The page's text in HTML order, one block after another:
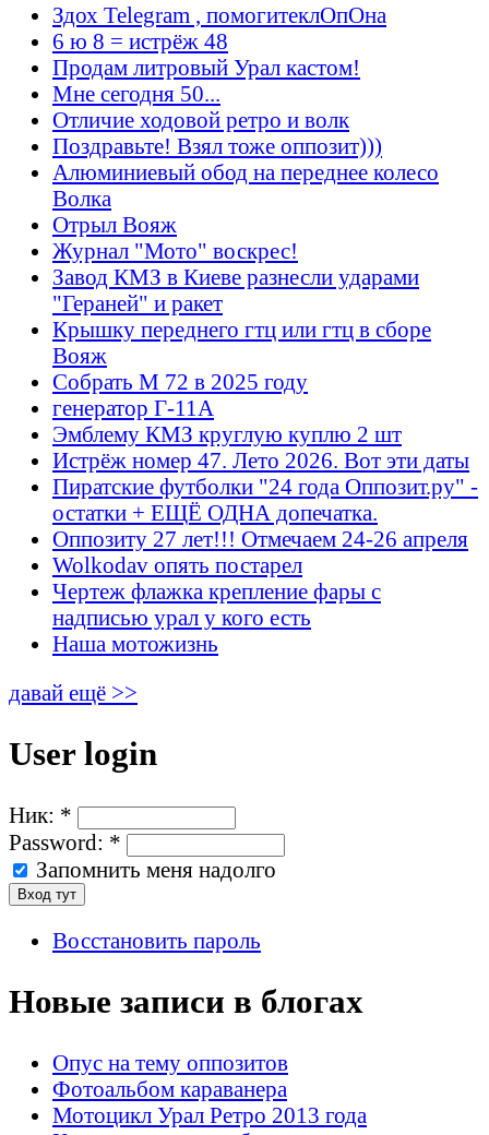
Здох Telegram , помогитеклОпОна
6 ю 8 = истрёж 48
Продам литровый Урал кастом!
Мне сегодня 50...
Отличие ходовой ретро и волк
Поздравьте! Взял тоже оппозит)))
Алюминиевый обод на переднее колесо
Волка
Отрыл Вояж
Журнал "Мото" воскрес!
Завод КМЗ в Киеве разнесли ударами
"Гераней" и ракет
Крышку переднего гтц или гтц в сборе
Вояж
Собрать М 72 в 2025 году
генератор Г-11А
Эмблему КМЗ круглую куплю 2 шт
Истрёж номер 47. Лето 2026. Вот эти даты
Пиратские футболки "24 года Оппозит.ру" -
остатки + ЕЩЁ ОДНА допечатка.
Оппозиту 27 лет!!! Отмечаем 24-26 апреля
Wolkodav опять постарел
Чертеж флажка крепление фары с
надписью урал у кого есть
Наша мотожизнь
давай ещё >>
User login
Ник: *
Password: *
Запомнить меня надолго
Восстановить пароль
Новые записи в блогах
Опус на тему оппозитов
Фотоальбом караванера
Мотоцикл Урал Ретро 2013 года